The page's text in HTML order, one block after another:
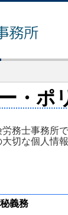
・ポ
務士事務所
切な個人情
義務